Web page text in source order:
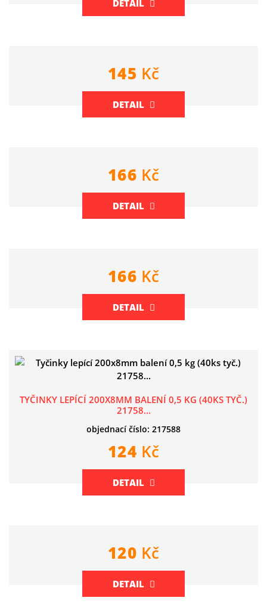
DETAIL
145 Kč
DETAIL
166 Kč
DETAIL
166 Kč
DETAIL
TYČINKY LEPÍCÍ 200X8MM BALENÍ 0,5 KG (40KS TYČ.)
21758...
objednací číslo: 217588
124 Kč
DETAIL
120 Kč
DETAIL